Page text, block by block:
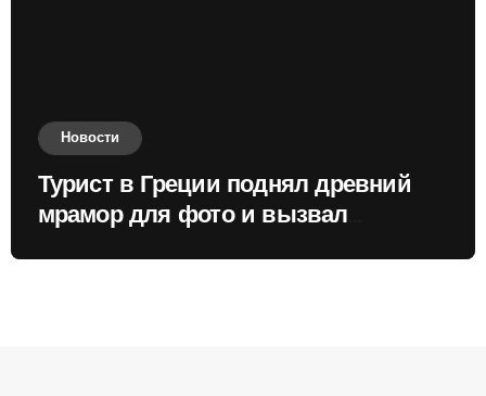
Новости
Турист в Греции поднял древний
мрамор для фото и вызвал